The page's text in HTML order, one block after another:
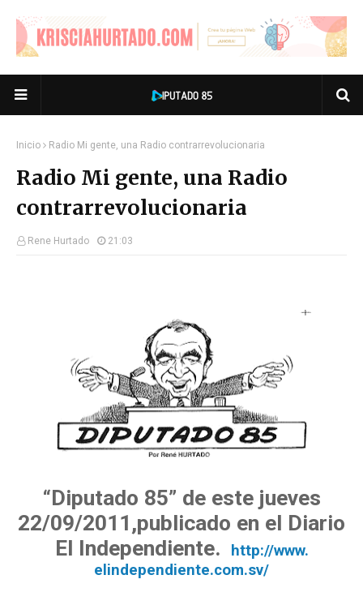
Inicio Radio Mi gente, una Radio contrarrevolucionaria
Radio Mi gente, una Radio
contrarrevolucionaria
Rene Hurtado 21:03
“Diputado 85” de este jueves
22/09/2011,publicado en el Diario
El Independiente.
http://www.
elindependiente.com.sv/